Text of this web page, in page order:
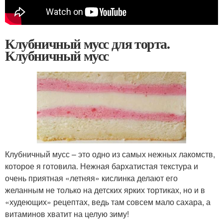
Клубничный мусс для торта.
Клубничный мусс
Клубничный мусс – это одно из самых нежных лакомств,
которое я готовила. Нежная бархатистая текстура и
очень приятная «летняя» кислинка делают его
желанным не только на детских ярких тортиках, но и в
«худеющих» рецептах, ведь там совсем мало сахара, а
витаминов хватит на целую зиму!